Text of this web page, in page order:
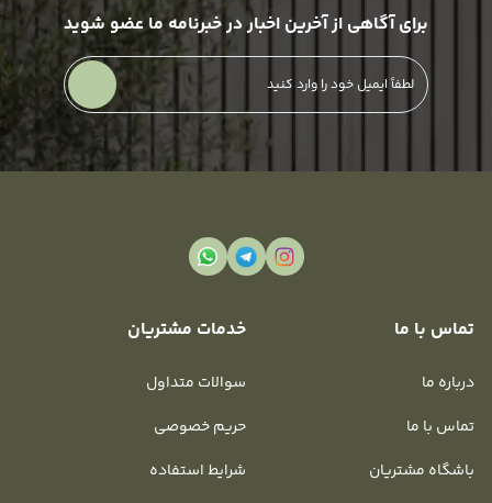
برای آگاهی از آخرین اخبار در خبرنامه ما عضو شوید
تماس با ما
درباره ما
تماس با ما
باشگاه مشتریان
خدمات مشتریان
سوالات متداول
حریم خصوصی
شرایط استفاده